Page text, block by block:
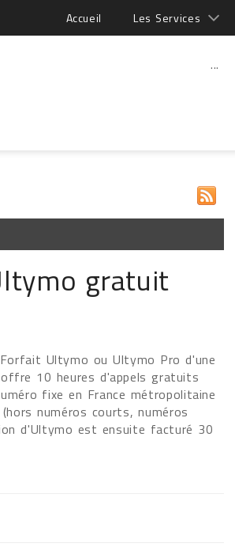
Accueil Les Services
...
gratuit
Ultymo ou Ultymo Pro d'une
10 heures d'appels gratuits
fixe en France métropolitaine
numéros courts, numéros
d'Ultymo est ensuite facturé 30